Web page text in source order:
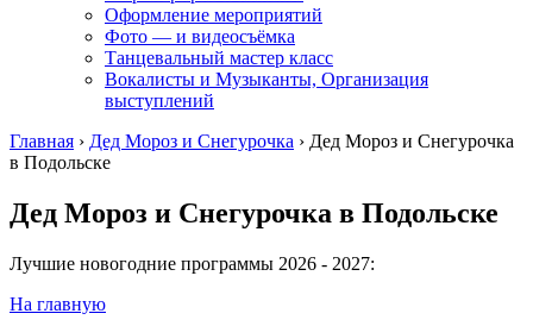
Оформление мероприятий
Фото — и видеосъёмка
Танцевальный мастер класс
Вокалисты и Музыканты, Организация
выступлений
Главная › Дед Мороз и Снегурочка › Дед Мороз и Снегурочка
в Подольске
Дед Мороз и Снегурочка в Подольске
Лучшие новогодние программы 2026 - 2027:
На главную